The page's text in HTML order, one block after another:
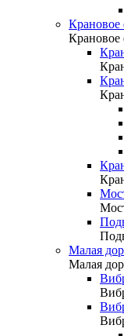
Крановое
Крановое
Малая
Малая